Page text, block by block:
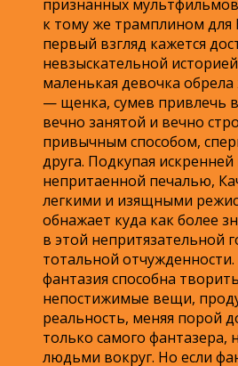
признанных
к тому же трамплином
первый взгляд кажется
невзыскательной
маленькая девочка
— щенка, сумев привлечь
вечно занятой и вечно
привычным способом,
друга. Подкупая
непритаенной печалью,
легкими и изящными
обнажает куда как более
в этой непритязательной
тотальной отчужденности.
фантазия способна
непостижимые вещи,
реальность, меняя порой
только самого фантазера,
людьми вокруг. Но если